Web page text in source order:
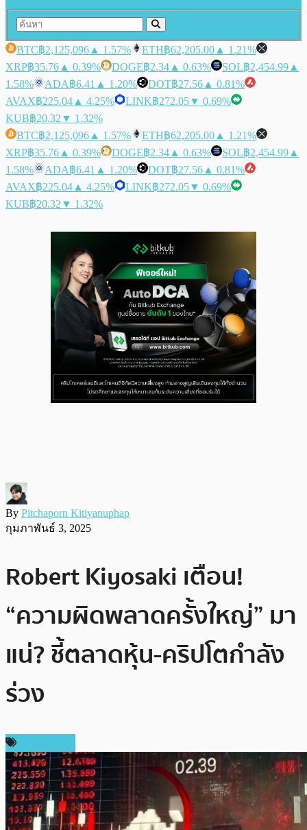
BTC฿2,125,096 ▲ 1.57% ETH฿62,205.00 ▲ 1.21%
XRP฿35.76 ▲ 0.39% DOGE฿2.34 ▲ 0.63% SOL฿2,454.99 ▲
1.58%
ADA฿6.41 ▲ 1.20% DOT฿27.56 ▲ 0.81%
AVAX฿225.04 ▲ 4.25% LINK฿272.05▼ 0.69%
KUB฿20.32 ▼ 1.32%
BTC฿2,125,096 ▲ 1.57% ETH฿62,205.00 ▲ 1.21%
XRP฿35.76 ▲ 0.39% DOGE฿2.34 ▲ 0.63% SOL฿2,454.99 ▲
1.58%
ADA฿6.41 ▲ 1.20% DOT฿27.56 ▲ 0.81%
AVAX฿225.04 ▲ 4.25% LINK฿272.05▼ 0.69%
KUB฿20.32 ▼ 1.32%
By Pitchaporn Kitiyanuphap
กุมภาพันธ์ 3, 2025
Robert Kiyosaki เตือน!
“ความผิดพลาดครั้งใหญ่” มา
แน่? ชี้ตลาดหุ้น-คริปโตกำลัง
ร่วง